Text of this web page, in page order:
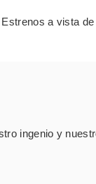
Estrenos a vista
ingenio y